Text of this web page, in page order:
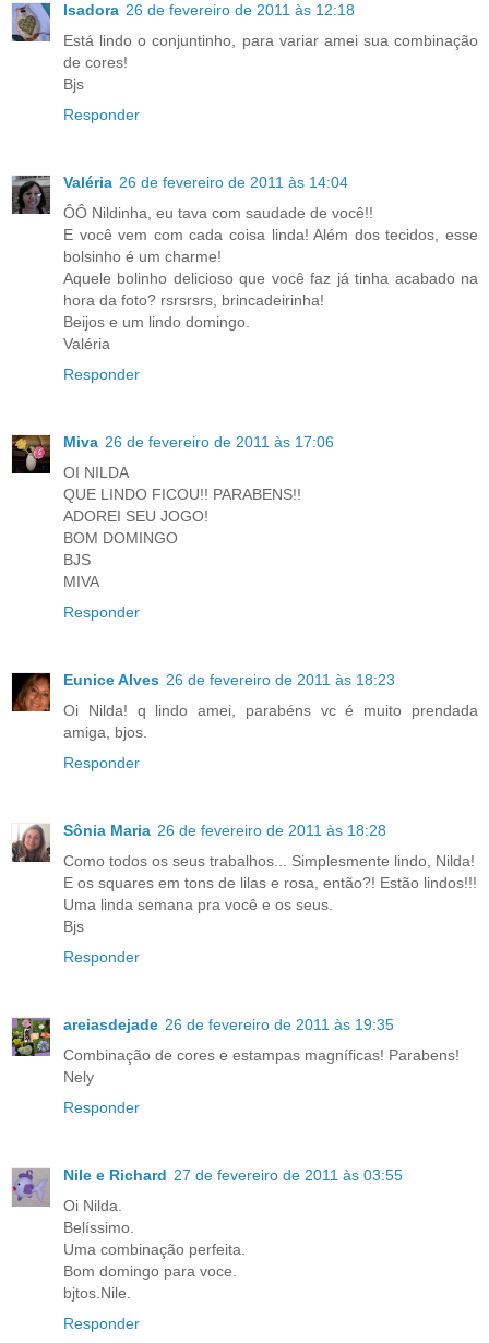
Isadora 26 de fevereiro de 2011 às 12:18
Está lindo o conjuntinho, para variar amei sua combinação
de cores!
Bjs
Responder
Valéria 26 de fevereiro de 2011 às 14:04
ÔÔ Nildinha, eu tava com saudade de você!!
E você vem com cada coisa linda! Além dos tecidos, esse
bolsinho é um charme!
Aquele bolinho delicioso que você faz já tinha acabado na
hora da foto? rsrsrsrs, brincadeirinha!
Beijos e um lindo domingo.
Valéria
Responder
Miva 26 de fevereiro de 2011 às 17:06
OI NILDA
QUE LINDO FICOU!! PARABENS!!
ADOREI SEU JOGO!
BOM DOMINGO
BJS
MIVA
Responder
Eunice Alves 26 de fevereiro de 2011 às 18:23
Oi Nilda! q lindo amei, parabéns vc é muito prendada
amiga, bjos.
Responder
Sônia Maria 26 de fevereiro de 2011 às 18:28
Como todos os seus trabalhos... Simplesmente lindo, Nilda!
E os squares em tons de lilas e rosa, então?! Estão lindos!!!
Uma linda semana pra você e os seus.
Bjs
Responder
areiasdejade 26 de fevereiro de 2011 às 19:35
Combinação de cores e estampas magníficas! Parabens!
Nely
Responder
Nile e Richard 27 de fevereiro de 2011 às 03:55
Oi Nilda.
Belíssimo.
Uma combinação perfeita.
Bom domingo para voce.
bjtos.Nile.
Responder